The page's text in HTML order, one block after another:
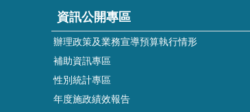
資訊公開專區
辦理政策及業務宣導預算執行情形
補助資訊專區
性別統計專區
年度施政績效報告